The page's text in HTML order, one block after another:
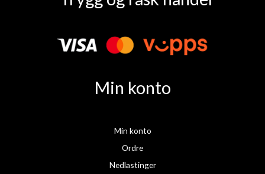
b
o
g
m
Min konto
Min konto
Ordre
Nedlastinger